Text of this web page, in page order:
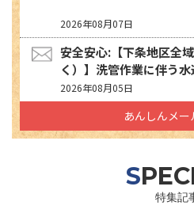
2026年08月07日
安全安心:【下条地区全
く）】洗管作業に伴う
2026年08月05日
あんしんメー
特集記